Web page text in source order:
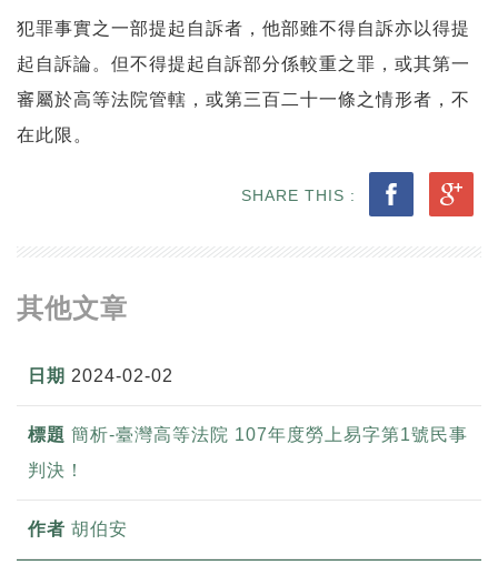
犯罪事實之一部提起自訴者，他部雖不得自訴亦以得提
起自訴論。但不得提起自訴部分係較重之罪，或其第一
審屬於高等法院管轄，或第三百二十一條之情形者，不
在此限。
SHARE THIS :
其他文章
2024-02-02
簡析-臺灣高等法院 107年度勞上易字第1號民事
判決！
胡伯安